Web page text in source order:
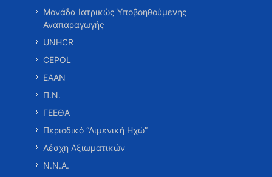
Μονάδα Ιατρικώς Υποβοηθούμενης
Αναπαραγωγής
UNHCR
CEPOL
ΕΑΑΝ
Π.Ν.
ΓΕΕΘΑ
Περιοδικό “Λιμενική Ηχώ”
Λέσχη Αξιωματικών
Ν.Ν.Α.